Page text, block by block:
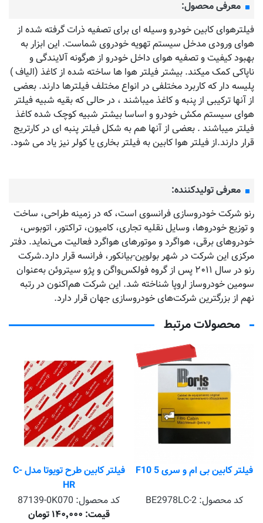
معرفی محصول:
فیلترهوای کابین خودرو وسیله ای برای تصفیه ذرات گرفته شده از
هوای ورودی مدخل سیستم تهویه خودروی شماست. این ابزار به
بهبود کیفیت و تصفیه هوای داخل خودرو از هرگونه آلایندگی و
ناپاکی کمک میکند. بیشتر فیلتر هوا ها ساخته شده از کاغذ (الیاف )
پلیسه دار که کاربرد مختلفی در انواع مختلف فیلترها دارند. بعضی
از آنها ترکیبی از پنبه و کاغذ میباشند ، در حالی که بقیه شبیه فیلتر
هوای سیستم مکش خودرو و اساسا بیشتر شبیه کوچک شده کاغذ
فیلتر میباشند . بعضی از آنها هم به شکل فیلتر پنبه ای در کارتریج
قرار دارند.از فیلتر هوا کابین به فیلتر بخاری یا کولر نیز یاد می شود.
معرفی تولیدکننده:
رنو شرکت خودروسازی فرانسوی است، که در زمینه طراحی، ساخت
و توزیع خودروها، وسایل نقلیه تجاری، کامیون، تراکتور، اتوبوس،
خودروهای برقی، هواگرد و موتورهای هواگرد فعالیت می‌نماید. دفتر
مرکزی این شرکت در شهر بولوین-بیانکور، فرانسه قرار دارد.شرکت
رنو در سال ۲۰۱۱ پس از گروه فولکس‌واگن و پژو سیتروئن به‌عنوان
سومین خودروساز اروپا شناخته شد. این شرکت هم‌اکنون در رتبه
نهم از بزرگترین شرکت‌های خودروسازی جهان قرار دارد.
محصولات مرتبط
تماس بگیرید
فیلتر کابین بی ام و سری 5 F10
کد محصول: BE2978LC-2
فیلتر کابین طرح تویوتا مدل C-
HR
کد محصول: 87139-0K070
قیمت: ۱۴۰٬۰۰۰ تومان